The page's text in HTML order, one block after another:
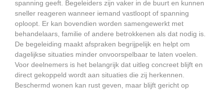
spanning geeft. Begeleiders zijn vaker in de buurt en kunnen
sneller reageren wanneer iemand vastloopt of spanning
oploopt. Er kan bovendien worden samengewerkt met
behandelaars, familie of andere betrokkenen als dat nodig is.
De begeleiding maakt afspraken begrijpelijk en helpt om
dagelijkse situaties minder onvoorspelbaar te laten voelen.
Voor deelnemers is het belangrijk dat uitleg concreet blijft en
direct gekoppeld wordt aan situaties die zij herkennen.
Beschermd wonen kan rust geven, maar blijft gericht op